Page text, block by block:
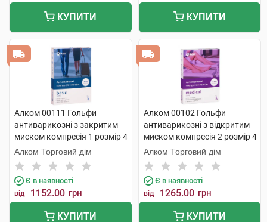
КУПИТИ КУПИТИ
Алком 00111 Гольфи
антиварикозні з закритим
миском компресія 1 розмір 4
бежевий 1 пара
Алком Торговий дім
Є в наявності
від 1152.00 грн
КУПИТИ
Алком 00102 Гольфи
антиварикозні з відкритим
миском компресія 2 розмір 4
бежевий 1 пара
Алком Торговий дім
Є в наявності
від 1265.00 грн
КУПИТИ